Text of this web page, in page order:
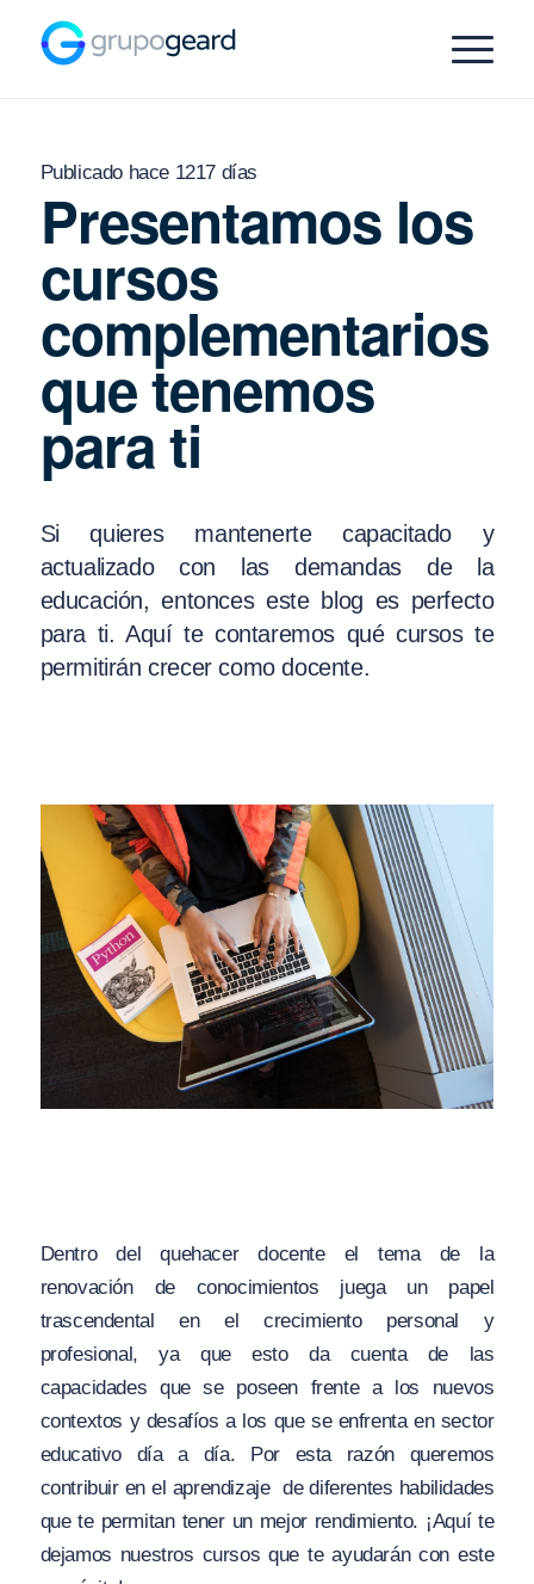
Publicado hace 1217 días
Presentamos los
cursos
complementarios
que tenemos
para ti
Si quieres mantenerte capacitado y
actualizado con las demandas de la
educación, entonces este blog es perfecto
para ti. Aquí te contaremos qué cursos te
permitirán crecer como docente.
Dentro del quehacer docente el tema de la
renovación de conocimientos juega un papel
trascendental en el crecimiento personal y
profesional, ya que esto da cuenta de las
capacidades que se poseen frente a los nuevos
contextos y desafíos a los que se enfrenta en sector
educativo día a día. Por esta razón queremos
contribuir en el aprendizaje de diferentes habilidades
que te permitan tener un mejor rendimiento. ¡Aquí te
dejamos nuestros cursos que te ayudarán con este